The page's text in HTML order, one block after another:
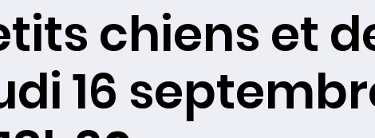
chiens et
16